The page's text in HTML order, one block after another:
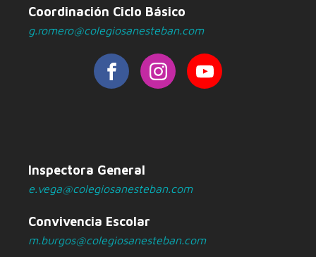
Coordinación Ciclo Básico
g.romero@colegiosanesteban.com
Inspectora General
e.vega@colegiosanesteban.com
Convivencia Escolar
m.burgos@colegiosanesteban.com